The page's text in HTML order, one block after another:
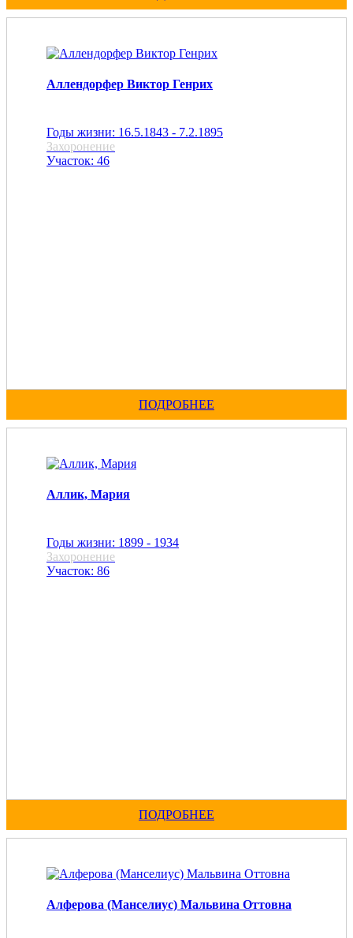
Аллендорфер Виктор Генрих
Годы жизни: 16.5.1843 - 7.2.1895
Захоронение
Участок: 46
ПОДРОБНЕЕ
Аллик, Мария
Годы жизни: 1899 - 1934
Захоронение
Участок: 86
ПОДРОБНЕЕ
Алферова (Манселиус) Мальвина Оттовна